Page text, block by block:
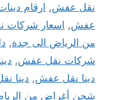
نقل عفش, ارقام
عفش, اسعار شركات
من الرياض الى جدة,
شركات نقل عفش,
دينا نقل عفش, دينا
شحن أغراض من